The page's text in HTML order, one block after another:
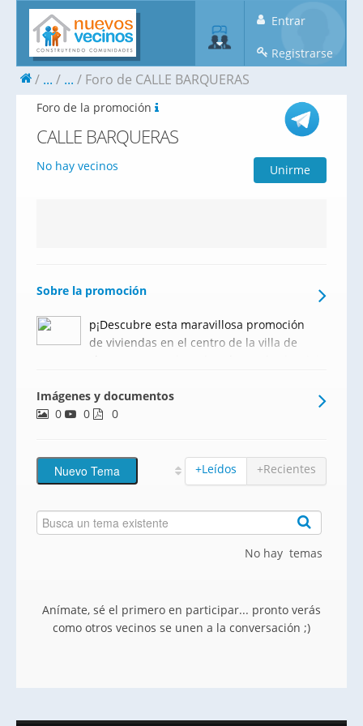
Entrar
Registrarse
... ... Foro de CALLE BARQUERAS
Foro de la promoción
CALLE BARQUERAS
No hay vecinos Unirme
Sobre la promoción
p¡Descubre esta maravillosa promoción
de viviendas en el centro de la villa de
Llanes, en Asturias! Situada en el solar del
conserva todavía su fachada, está
compuesta por viviendas, garajes y locales
Imágenes y documentos
0
0 0
+Leídos +Recientes
No hay temas
Anímate, sé el primero en participar... pronto verás
como otros vecinos se unen a la conversación ;)